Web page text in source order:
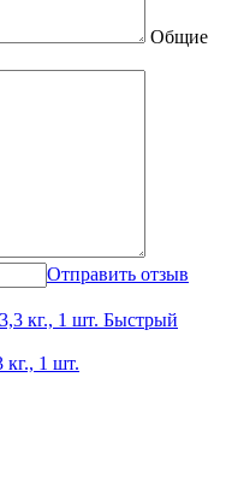
Общие
Отправить отзыв
Быстрый
1 шт.